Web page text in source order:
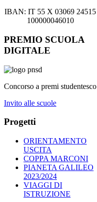
IBAN: IT 55 X 03069 24515
100000046010
PREMIO SCUOLA
DIGITALE
Concorso a premi studentesco
Invito alle scuole
Progetti
ORIENTAMENTO
USCITA
COPPA MARCONI
PIANETA GALILEO
2023/2024
VIAGGI DI
ISTRUZIONE